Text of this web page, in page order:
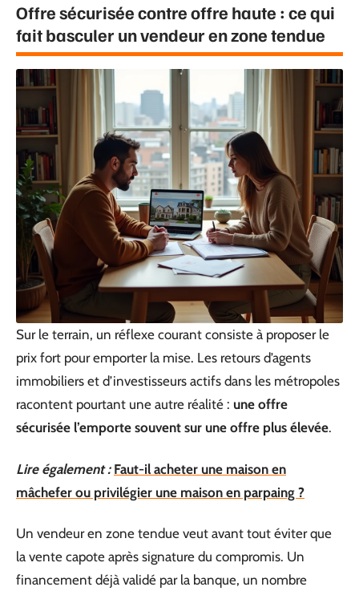
Offre sécurisée contre offre haute : ce qui
fait basculer un vendeur en zone tendue
Sur le terrain, un réflexe courant consiste à proposer le
prix fort pour emporter la mise. Les retours d’agents
immobiliers et d’investisseurs actifs dans les métropoles
racontent pourtant une autre réalité : une offre
sécurisée l’emporte souvent sur une offre plus élevée.
Lire également : Faut-il acheter une maison en
mâchefer ou privilégier une maison en parpaing ?
Un vendeur en zone tendue veut avant tout éviter que
la vente capote après signature du compromis. Un
financement déjà validé par la banque, un nombre